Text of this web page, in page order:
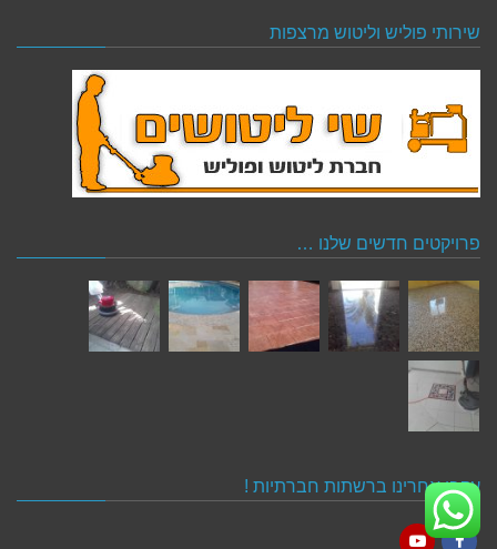
שירותי פוליש וליטוש מרצפות
פרויקטים חדשים שלנו …
עקבו אחרינו ברשתות חברתיות !